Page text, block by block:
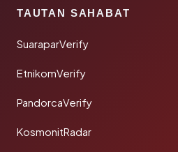
TAUTAN SAHABAT
SuaraparVerify
EtnikomVerify
PandorcaVerify
KosmonitRadar